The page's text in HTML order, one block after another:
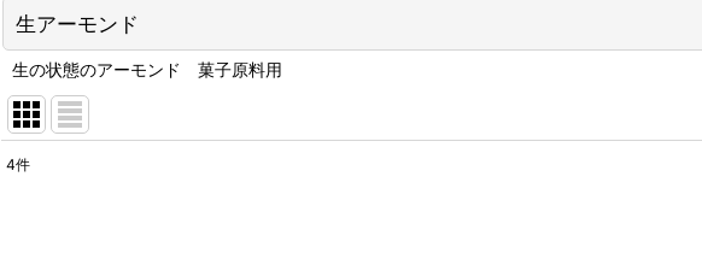
生アーモンド
生の状態のアーモンド 菓子原料用
4件